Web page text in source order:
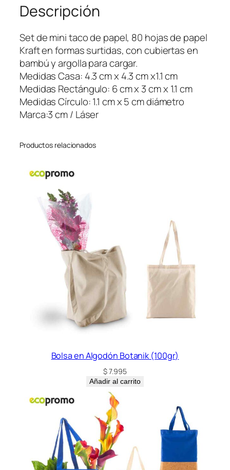
c
k
y
P
a
d
c
a
n
d
Descripción
Set de mini taco de papel, 80 hojas de papel
Kraft en formas surtidas, con cubiertas en
bambú y argolla para cargar.
Medidas Casa: 4.3 cm x 4.3 cm x1.1 cm
Medidas Rectángulo: 6 cm x 3 cm x 1.1 cm
Medidas Círculo: 1.1 cm x 5 cm diámetro
Marca:3 cm / Láser
Productos relacionados
Bolsa en Algodón Botanik (100gr)
$7.995
Añadir al carrito